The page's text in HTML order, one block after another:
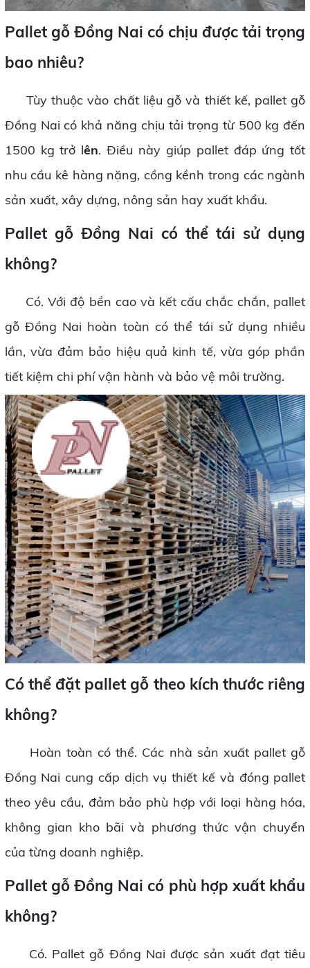
Pallet gỗ Đồng Nai có chịu được tải trọng
bao nhiêu?
Tùy thuộc vào chất liệu gỗ và thiết kế, pallet gỗ
Đồng Nai có khả năng chịu tải trọng từ 500 kg đến
1500 kg trở lên. Điều này giúp pallet đáp ứng tốt
nhu cầu kê hàng nặng, cồng kềnh trong các ngành
sản xuất, xây dựng, nông sản hay xuất khẩu.
Pallet gỗ Đồng Nai có thể tái sử dụng
không?
Có. Với độ bền cao và kết cấu chắc chắn, pallet
gỗ Đồng Nai hoàn toàn có thể tái sử dụng nhiều
lần, vừa đảm bảo hiệu quả kinh tế, vừa góp phần
tiết kiệm chi phí vận hành và bảo vệ môi trường.
Có thể đặt pallet gỗ theo kích thước riêng
không?
Hoàn toàn có thể. Các nhà sản xuất pallet gỗ
Đồng Nai cung cấp dịch vụ thiết kế và đóng pallet
theo yêu cầu, đảm bảo phù hợp với loại hàng hóa,
không gian kho bãi và phương thức vận chuyển
của từng doanh nghiệp.
Pallet gỗ Đồng Nai có phù hợp xuất khẩu
không?
Có. Pallet gỗ Đồng Nai được sản xuất đạt tiêu